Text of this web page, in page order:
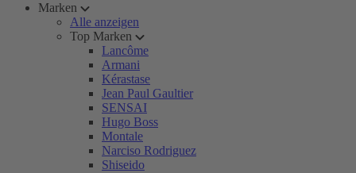
Marken
Alle anzeigen
Top Marken
Lancôme
Armani
Kérastase
Jean Paul Gaultier
SENSAI
Hugo Boss
Montale
Narciso Rodriguez
Shiseido